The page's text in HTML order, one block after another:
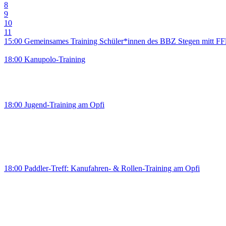
8
9
10
11
15:00 Gemeinsames Training Schüler*innen des BBZ Stegen mitt
18:00 Kanupolo-Training
18:00 Jugend-Training am Opfi
18:00 Paddler-Treff: Kanufahren- & Rollen-Training am Opfi